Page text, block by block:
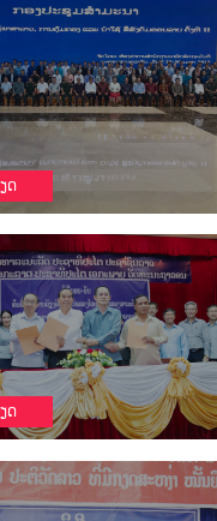
ດ
ດ